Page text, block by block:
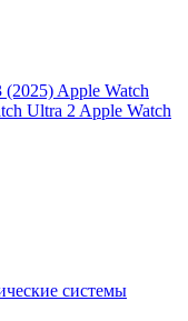
(2025) Apple Watch
Ultra 2 Apple Watch
системы